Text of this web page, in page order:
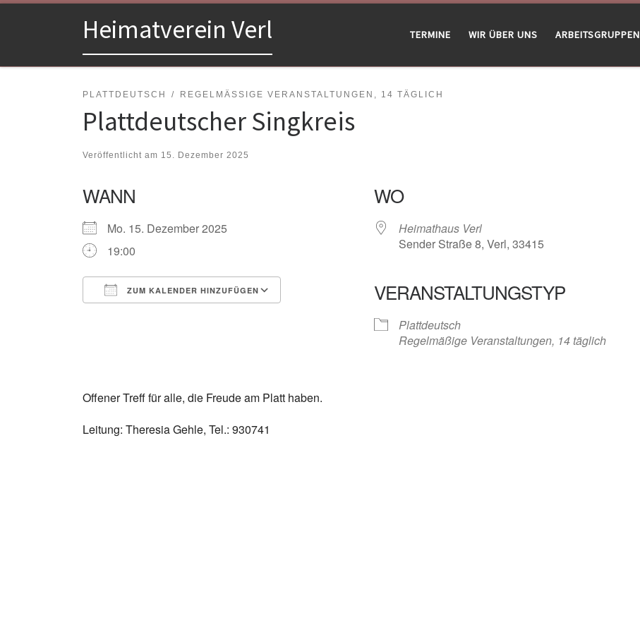
Zum Inhalt springenHeimatverein Verl TERMINE WIR ÜBER UNS ARBEITSGRUPPEN
PLATTDEUTSCH REGELMÄSSIGE VERANSTALTUNGEN, 14 TÄGLICH
Plattdeutscher Singkreis
Veröffentlicht am 15. Dezember 2025
WANN
Mo. 15. Dezember 2025
19:00
ZUM KALENDER HINZUFÜGEN
Google Kalender
WO
Heimathaus Verl
Sender Straße 8, Verl, 33415
VERANSTALTUNGSTYP
Plattdeutsch
Regelmäßige Veranstaltungen, 14 täglich
Offener Treff für alle, die Freude am Platt haben.
Leitung: Theresia Gehle, Tel.: 930741